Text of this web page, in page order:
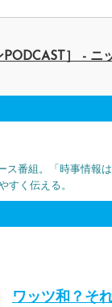
］ - ニ
番組。「時事情報
すく伝える。
ワッツ和？そ